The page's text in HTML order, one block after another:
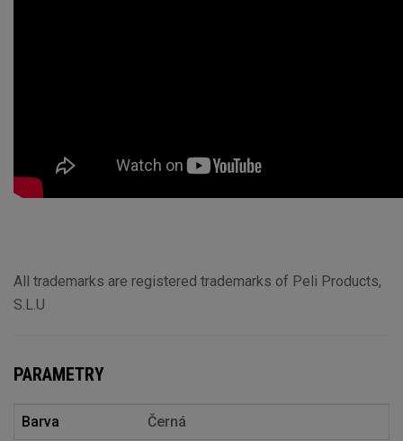
All trademarks are registered trademarks of Peli Products,
S.L.U
PARAMETRY
Barva Černá